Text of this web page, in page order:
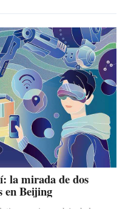
la mirada de dos
en Beijing